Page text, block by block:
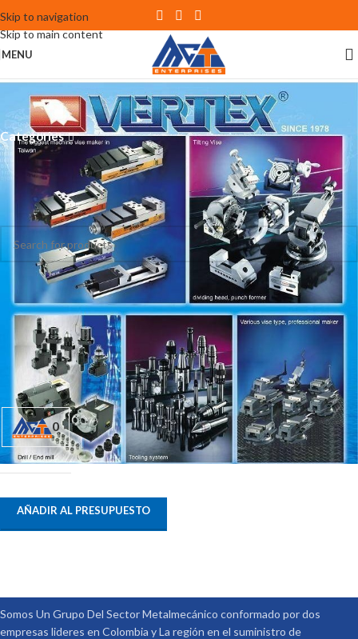
Skip to navigation
Skip to main content
MENU
Toolmex
Categories
BUSCAR
0
AÑADIR AL PRESUPUESTO
Inicio Accesorios y Herramientas
Accesorios y Herramientas Universales
Toolmex
No se han encontrado productos que coincidan con tu selección.
Somos Un Grupo Del Sector Metalmecánico conformado por dos
empresas lideres en Colombia y La región en el suministro de